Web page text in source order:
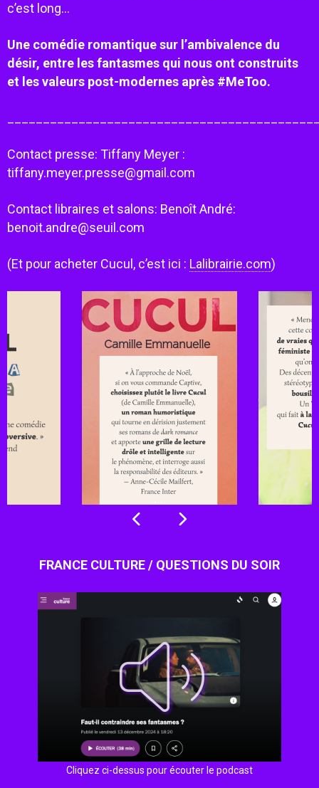
c’est long...
Une comédie romantique sur l’ambivalence du
désir, entre les fantasmes qui nous ont construits
et les valeurs post-modernes après #MeToo.
Contact presse: Tiffany Meyer :
tiffany.meyer.presse@gmail.com
Contact libraires et salons: Benoît André:
benoit.andre@seuil.com
(Et pour acheter Cucul, c’est ici : Lalibrairie.com)
FRANCE CULTURE / QUESTIONS DU SOIR
Cliquez ci-dessus pour écouter le podcast